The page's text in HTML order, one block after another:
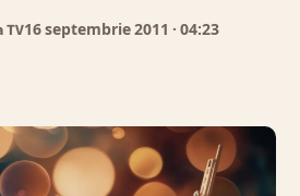
TV16 septembrie 2011 · 04:23